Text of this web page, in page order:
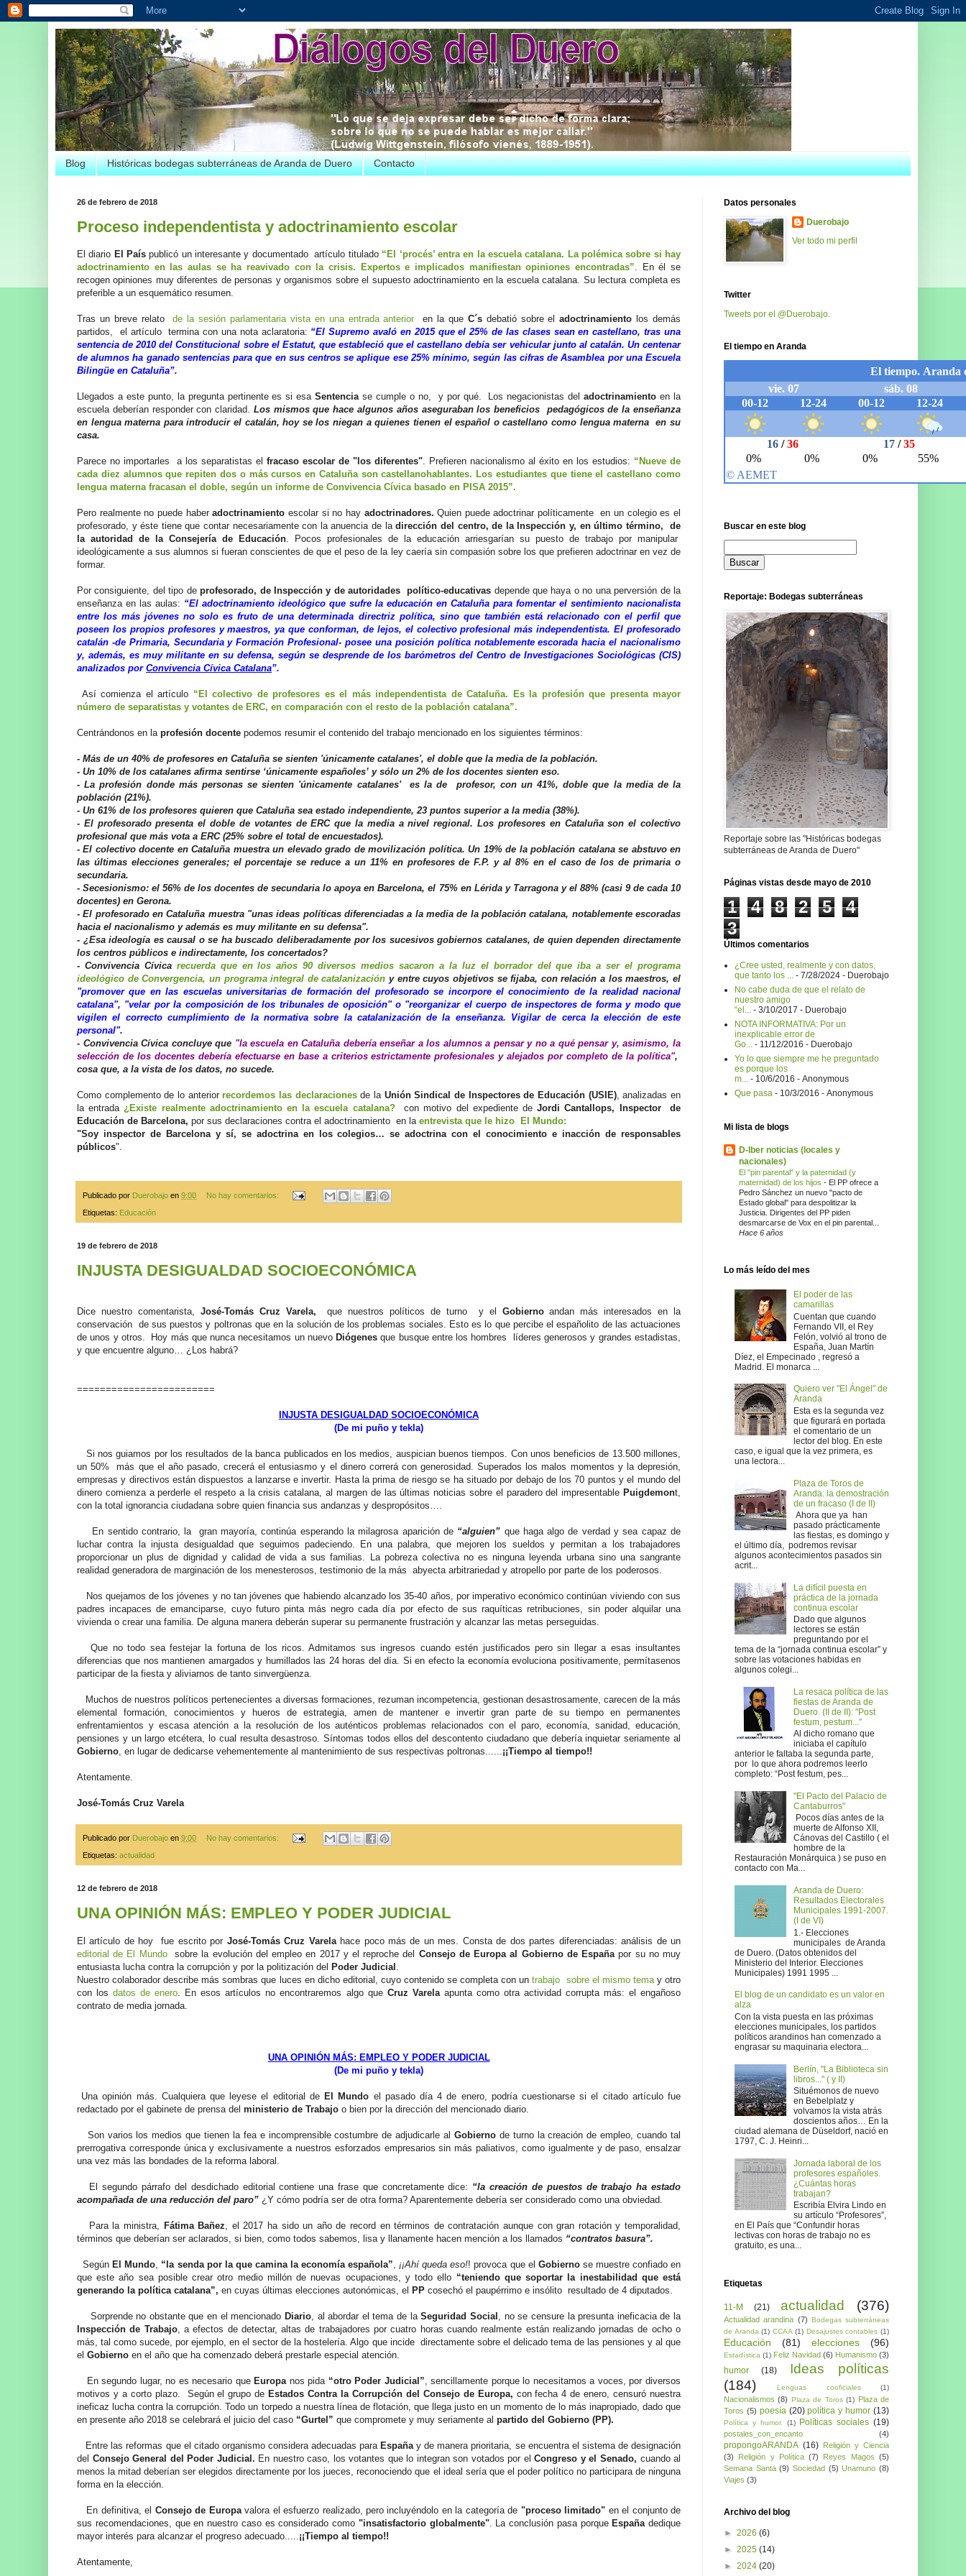
Blog Históricas bodegas subterráneas de Aranda de Duero Contacto
26 de febrero de 2018
Proceso independentista y adoctrinamiento escolar
El diario El País publicó un interesante y documentado artículo titulado “El ‘procés’ entra en la escuela catalana. La polémica sobre si hay
adoctrinamiento en las aulas se ha reavivado con la crisis. Expertos e implicados manifiestan opiniones encontradas”. En él se
recogen opiniones muy diferentes de personas y organismos sobre el supuesto adoctrinamiento en la escuela catalana. Su lectura completa es
preferible a un esquemático resumen.
Tras un breve relatode la sesión parlamentaria vista en una entrada anterior en la que C´sdebatió sobre eladoctrinamiento los demás
partidos, el artículo termina con una nota aclaratoria: “El Supremo avaló en 2015 que el 25% de las clases sean en castellano, tras una
sentencia de 2010 del Constitucional sobre el Estatut, que estableció que el castellano debía ser vehicular junto al catalán. Un centenar
de alumnos ha ganado sentencias para que en sus centros se aplique ese 25% mínimo, según las cifras de Asamblea por una Escuela
Bilingüe en Cataluña”.
Llegados a este punto, la pregunta pertinente es si esaSentenciase cumple o no, y por qué. Los negacionistas deladoctrinamientoen la
escuela deberían responder con claridad. Los mismos que hace algunos años aseguraban los beneficios pedagógicos de la enseñanza
en lengua materna para introducir el catalán, hoy se los niegan a quienes tienen el español o castellano como lengua materna en su
casa.
Parece no importarles a los separatistas el fracaso escolar de "los diferentes". Prefieren nacionalismo al éxito en los estudios: “Nueve de
cada diez alumnos que repiten dos o más cursos en Cataluña son castellanohablantes. Los estudiantes que tiene el castellano como
lengua materna fracasan el doble, según un informe de Convivencia Cívica basado en PISA 2015”.
Pero realmente no puede haberadoctrinamiento escolar si no hay adoctrinadores. Quien puede adoctrinar políticamente en un colegio es el
profesorado, y éste tiene que contar necesariamente con la anuencia de ladirección del centro, de la Inspección y, en último término, de
la autoridad de la Consejería de Educación. Pocos profesionales de la educación arriesgarían su puesto de trabajo por manipular
ideológicamente a sus alumnos si fueran conscientes de que el peso de la ley caería sin compasión sobre los que prefieren adoctrinar en vez de
formar.
Por consiguiente, del tipo deprofesorado, de Inspección y de autoridades político-educativas depende que haya o no una perversión de la
enseñanza en las aulas: “El adoctrinamiento ideológico que sufre la educación en Cataluña para fomentar el sentimiento nacionalista
entre los más jóvenes no solo es fruto de una determinada directriz política, sino que también está relacionado con el perfil que
poseen los propios profesores y maestros, ya que conforman, de lejos, el colectivo profesional más independentista. El profesorado
catalán -de Primaria, Secundaria y Formación Profesional- posee una posición política notablemente escorada hacia el nacionalismo
y, además, es muy militante en su defensa, según se desprende de los barómetros del Centro de Investigaciones Sociológicas (CIS)
analizados por Convivencia Cívica Catalana”.
Así comienza el artículo “El colectivo de profesores es el más independentista de Cataluña. Es la profesión que presenta mayor
número de separatistas y votantes de ERC, en comparación con el resto de la población catalana”.
Centrándonos en la profesión docente podemos resumir el contenido del trabajo mencionado en los siguientes términos:
- Más de un 40% de profesores en Cataluña se sienten 'únicamente catalanes', el doble que la media de la población.
- Un 10% de los catalanes afirma sentirse ‘únicamente españoles’ y sólo un 2% de los docentes sienten eso.
- La profesión donde más personas se sienten 'únicamente catalanes' es la de profesor, con un 41%, doble que la media de la
población (21%).
- Un 61% de los profesores quieren que Cataluña sea estado independiente, 23 puntos superior a la media (38%).
- El profesorado presenta el doble de votantes de ERC que la media a nivel regional. Los profesores en Cataluña son el colectivo
profesional que más vota a ERC (25% sobre el total de encuestados).
- El colectivo docente en Cataluña muestra un elevado grado de movilización política. Un 19% de la población catalana se abstuvo en
las últimas elecciones generales; el porcentaje se reduce a un 11% en profesores de F.P. y al 8% en el caso de los de primaria o
secundaria.
- Secesionismo: el 56% de los docentes de secundaria lo apoya en Barcelona, el 75% en Lérida y Tarragona y el 88% (casi 9 de cada 10
docentes) en Gerona.
- El profesorado en Cataluña muestra "unas ideas políticas diferenciadas a la media de la población catalana, notablemente escoradas
hacia el nacionalismo y además es muy militante en su defensa".
- ¿Esa ideología es causal o se ha buscado deliberadamente por los sucesivos gobiernos catalanes, de quien dependen directamente
los centros públicos e indirectamente, los concertados?
- Convivencia Cívica recuerda que en los años 90 diversos medios sacaron a la luz el borrador del que iba a ser el programa
ideológico de Convergencia, un programa integral de catalanización y entre cuyos objetivos se fijaba, con relación a los maestros, el
"promover que en las escuelas universitarias de formación del profesorado se incorpore el conocimiento de la realidad nacional
catalana", "velar por la composición de los tribunales de oposición" o "reorganizar el cuerpo de inspectores de forma y modo que
vigilen el correcto cumplimiento de la normativa sobre la catalanización de la enseñanza. Vigilar de cerca la elección de este
personal".
- Convivencia Cívica concluye que "la escuela en Cataluña debería enseñar a los alumnos a pensar y no a qué pensar y, asimismo, la
selección de los docentes debería efectuarse en base a criterios estrictamente profesionales y alejados por completo de la política",
cosa que, a la vista de los datos, no sucede.
Como complemento de lo anteriorrecordemos las declaracionesde la Unión Sindical de Inspectores de Educación (USIE), analizadas en
la entrada¿Existe realmente adoctrinamiento en la escuela catalana?con motivo del expediente deJordi Cantallops, Inspector de
Educación de Barcelona, por sus declaraciones contra el adoctrinamiento en la entrevista que le hizo El Mundo:
"Soy inspector de Barcelona y sí, se adoctrina en los colegios… se adoctrina con el conocimiento e inacción de responsables
públicos".
Publicado por Duerobajo en 9:00 No hay comentarios:
Etiquetas: Educación
19 de febrero de 2018
INJUSTA DESIGUALDAD SOCIOECONÓMICA
Dice nuestro comentarista, José-Tomás Cruz Varela, que nuestros políticos de turno y el Gobiernoandan más interesados en la
conservación de sus puestos y poltronas que en la solución de los problemas sociales. Esto es lo que percibe el españolito de las actuaciones
de unos y otros. Hoy más que nunca necesitamos un nuevoDiógenesque busque entre los hombres líderes generosos y grandes estadistas,
y que encuentre alguno… ¿Los habrá?
========================
INJUSTA DESIGUALDAD SOCIOECONÓMICA
(De mi puño y tekla)
Si nos guiamos por los resultados de la banca publicados en los medios, auspician buenos tiempos. Con unos beneficios de 13.500 millones,
un 50% más que el año pasado, crecerá el entusiasmo y el dinero correrá con generosidad. Superados los malos momentos y la depresión,
empresas y directivos están dispuestos a lanzarse e invertir. Hasta la prima de riesgo se ha situado por debajo de los 70 puntos y el mundo del
dinero comienza a perderle el respeto a la crisis catalana, al margen de las últimas noticias sobre el paradero del impresentable Puigdemont,
con la total ignorancia ciudadana sobre quien financia sus andanzas y despropósitos….
En sentido contrario, la gran mayoría, continúa esperando la milagrosa aparición de “alguien” que haga algo de verdad y sea capaz de
luchar contra la injusta desigualdad que seguimos padeciendo. En una palabra, que mejoren los sueldos y permitan a los trabajadores
proporcionar un plus de dignidad y calidad de vida a sus familias. La pobreza colectiva no es ninguna leyenda urbana sino una sangrante
realidad generadora de marginación de los menesterosos, testimonio de la más abyecta arbitrariedad y atropello por parte de los poderosos.
Nos quejamos de los jóvenes y no tan jóvenes que habiendo alcanzado los 35-40 años, por imperativo económico continúan viviendo con sus
padres incapaces de emanciparse, cuyo futuro pinta más negro cada día por efecto de sus raquíticas retribuciones, sin poder alquilar una
vivienda o crear una familia. De alguna manera deberán superar su permanente frustración y alcanzar las metas perseguidas.
Que no todo sea festejar la fortuna de los ricos. Admitamos sus ingresos cuando estén justificados pero sin llegar a esas insultantes
diferencias que nos mantienen amargados y humillados las 24 horas del día. Si en efecto la economía evoluciona positivamente, permítasenos
participar de la fiesta y aliviarnos de tanto sinvergüenza.
Muchos de nuestros políticos pertenecientes a diversas formaciones, rezuman incompetencia, gestionan desastrosamente, carecen de la más
elemental formación, conocimientos y hueros de estrategia, amen de mantener e invertir gran parte de su tiempo en permanentes
enfrentamientos y escasa atención a la resolución de los auténticos problemas relacionados con el paro, economía, sanidad, educación,
pensiones y un largo etcétera, lo cual resulta desastroso. Síntomas todos ellos del descontento ciudadano que debería inquietar seriamente al
Gobierno , en lugar de dedicarse vehementemente al mantenimiento de sus respectivas poltronas...... ¡¡Tiempo al tiempo!!
Atentamente.
José-Tomás Cruz Varela
Publicado por Duerobajo en 9:00 No hay comentarios:
Etiquetas: actualidad
12 de febrero de 2018
UNA OPINIÓN MÁS: EMPLEO Y PODER JUDICIAL
El artículo de hoy fue escrito por José-Tomás Cruz Varelahace poco más de un mes. Consta de dos partes diferenciadas: análisis de un
editorial de El Mundo
sobre la evolución del empleo en 2017 y el reproche del Consejo de Europa al Gobierno de Españapor su no muy
entusiasta lucha contra la corrupción y por la politización del Poder Judicial
Nuestro colaborador describe más sombras que luces en dicho editorial, cuyo contenido se completa con untrabajo sobre el mismo temay otro
con losdatos de enero . En esos artículos no encontraremos algo que Cruz Varelaapunta como otra actividad corrupta más: el engañoso
contrato de media jornada.
UNA OPINIÓN MÁS: EMPLEO Y PODER JUDICIAL
(De mi puño y tekla)
Una opinión más. Cualquiera que leyese el editorial deEl Mundo el pasado día 4 de enero, podría cuestionarse si el citado artículo fue
redactado por el gabinete de prensa del ministerio de Trabajo o bien por la dirección del mencionado diario.
Son varios los medios que tienen la fea e incomprensible costumbre de adjudicarle al Gobierno de turno la creación de empleo, cuando tal
prerrogativa corresponde única y exclusivamente a nuestros esforzados empresarios sin más paliativos, como igualmente y de paso, ensalzar
una vez más las bondades de la reforma laboral.
El segundo párrafo del desdichado editorial contiene una frase que concretamente dice: “la creación de puestos de trabajo ha estado
acompañada de una reducción del paro” ¿Y cómo podría ser de otra forma? Aparentemente debería ser considerado como una obviedad.
Para la ministra, Fátima Bañez , el 2017 ha sido un año de record en términos de contratación aunque con gran rotación y temporalidad,
términos que deberían ser aclarados, si bien, como todos sabemos, lisa y llanamente hacen mención a los llamados “contratos basura”.
SegúnEl Mundo “la senda por la que camina la economía española” ¡¡Ahí queda eso!! provoca que el Gobiernose muestre confiado en
que este año sea posible crear otro medio millón de nuevas ocupaciones, y todo ello “teniendo que soportar la inestabilidad que está
generando la política catalana”, en cuyas últimas elecciones autonómicas, el PP cosechó el paupérrimo e insólito resultado de 4 diputados.
Sorprende no obstante que en el mencionado Diario, al abordar el tema de laSeguridad Social , no se censure la presunta ineficacia de la
Inspección de Trabajo, a efectos de detectar, altas de trabajadores por cuatro horas cuando realmente están realizando jornadas de ocho o
más, tal como sucede, por ejemplo, en el sector de la hostelería. Algo que incide directamente sobre el delicado tema de las pensiones y al que
el Gobierno en el año que ha comenzado deberá prestarle especial atención.
En segundo lugar, no es necesario queEuropa nos pida “otro Poder Judicial” , sencillamente porque lo necesitamos a voces, por diversos
motivos y a corto plazo. Según el grupo deEstados Contra la Corrupción del Consejo de Europa, con fecha 4 de enero, censuró nuestra
ineficaz lucha contra la corrupción. Todo un torpedo a nuestra línea de flotación, que llega justo en un momento de lo más inapropiado, dado que
en presente año 2018 se celebrará el juicio del caso “Gurtel” que compromete y muy seriamente al partido del Gobierno (PP).
Entre las reformas que el citado organismo considera adecuadas paraEspañay de manera prioritaria, se encuentra el sistema de designación
del Consejo General del Poder Judicial. En nuestro caso, los votantes que lo integran son votados por el Congreso y el Senado, cuando al
menos la mitad deberían ser elegidos directamente por los jueces, reconociendo que el ideal sería que el poder político no participara de ninguna
forma en la elección.
En definitiva, el Consejo de Europavalora el esfuerzo realizado, pero incluyéndolo en la categoría de "proceso limitado" en el conjunto de
sus recomendaciones, que en nuestro caso es considerado como "insatisfactorio globalmente". La conclusión pasa porqueEspaña dedique
mayor interés para alcanzar el progreso adecuado..... ¡¡Tiempo al tiempo!!
Atentamente,
Datos personales
Duerobajo
Ver todo mi perfil
Twitter
Tweets por el @Duerobajo.
El tiempo en Aranda
Buscar en este blog
Reportaje: Bodegas subterráneas
Reportaje sobre las "Históricas bodegas
subterráneas de Aranda de Duero"
Páginas vistas desde mayo de 2010
1 4 8 2 5
4
3
Últimos comentarios
¿Cree usted, realmente y con datos,
que tanto los ...
- 7/28/2024 - Duerobajo
No cabe duda de que el relato de
nuestro amigo
“el...
- 3/10/2017 - Duerobajo
NOTA INFORMATIVA: Por un
inexplicable error de
Go...
- 11/12/2016 - Duerobajo
Yo lo que siempre me he preguntado
es porque los
m...
- 10/6/2016 - Anonymous
Que pasa - 10/3/2016 - Anonymous
Mi lista de blogs
D-Iber noticias (locales y
nacionales)
El "pin parental" y la paternidad (y
maternidad) de los hijos - El PP ofrece a
Pedro Sánchez un nuevo "pacto de
Estado global" para despolitizar la
Justicia. Dirigentes del PP piden
desmarcarse de Vox en el pin parental...
Hace 6 años
Lo más leído del mes
El poder de las
camarillas
Cuentan que cuando
Fernando VII, el Rey
Felón, volvió al trono de
España, Juan Martín
Díez, el Empecinado , regresó a
Madrid. El monarca ...
Quiero ver "El Ángel" de
Aranda
Esta es la segunda vez
que figurará en portada
el comentario de un
lector del blog. En este
caso, e igual que la vez primera, es
una lectora...
Plaza de Toros de
Aranda: la demostración
de un fracaso (I de II)
Ahora que ya han
pasado prácticamente
las fiestas, es domingo y
el último día, podremos revisar
algunos acontecimientos pasados sin
acrit...
La difícil puesta en
práctica de la jornada
continua escolar
Dado que algunos
lectores se están
preguntando por el
tema de la “jornada continua escolar” y
sobre las votaciones habidas en
algunos colegi...
La resaca política de las
fiestas de Aranda de
Duero. (II de II): "Post
festum, pestum..."
Al dicho romano que
iniciaba el capítulo
anterior le faltaba la segunda parte,
por lo que ahora podremos leerlo
completo: “Post festum, pes...
"El Pacto del Palacio de
Cantaburros"
Pocos días antes de la
muerte de Alfonso XII,
Cánovas del Castillo ( el
hombre de la
Restauración Monárquica ) se puso en
contacto con Ma...
Aranda de Duero:
Resultados Electorales
Municipales 1991-2007.
(I de VI)
1.- Elecciones
municipales de Aranda
de Duero. (Datos obtenidos del
Ministerio del Interior. Elecciones
Municipales) 1991 1995 ...
El blog de un candidato es un valor en
alza
Con la vista puesta en las próximas
elecciones municipales, los partidos
políticos arandinos han comenzado a
engrasar su maquinaria electora...
Berlín, "La Biblioteca sin
libros..." ( y II)
Situémonos de nuevo
en Bebelplatz y
volvamos la vista atrás
doscientos años… En la
ciudad alemana de Düseldorf, nació en
1797, C. J. Heinri...
Jornada laboral de los
profesores españoles.
¿Cuántas horas
trabajan?
Escribía Elvira Lindo en
su artículo “Profesores”,
en El País que “Confundir horas
lectivas con horas de trabajo no es
gratuito, es una...
Etiquetas
11-M (21) actualidad (376)
Actualidad arandina (7) Bodegas subterráneas
de Aranda (1) CCAA (1) Desajustes contables (1)
Educación (81) elecciones (96)
Estadística (1) Feliz Navidad (6) Humanismo (3)
humor (18)
Ideas políticas
(184)
Lenguas cooficiales (1)
Nacionalismos (8) Plaza de Toros (1) Plaza de
Toros (5) poesía (20) política y humor (13)
Política y humor. (1) Políticas sociales (19)
postales_con_encanto (4)
propongoARANDA (16) Religión y Ciencia
(3)
Religión y Política (7) Reyes Magos (5)
Semana Santa (9) Sociedad (5) Unamuno (8)
Viajes (3)
Archivo del blog
► 2026 (6)
► 2025 (14)
► 2024 (20)